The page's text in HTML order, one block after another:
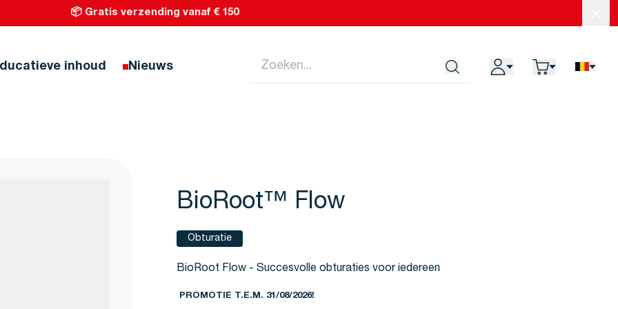
📦 Gratis verzending vanaf € 150
inhoud Nieuws
Search
NL
Mijn accountWinkelwagen
BioRoot™ Flow
Obturatie
BioRoot Flow - Succesvolle obturaties voor iedereen
PROMOTIE T.E.M. 31/08/2026!